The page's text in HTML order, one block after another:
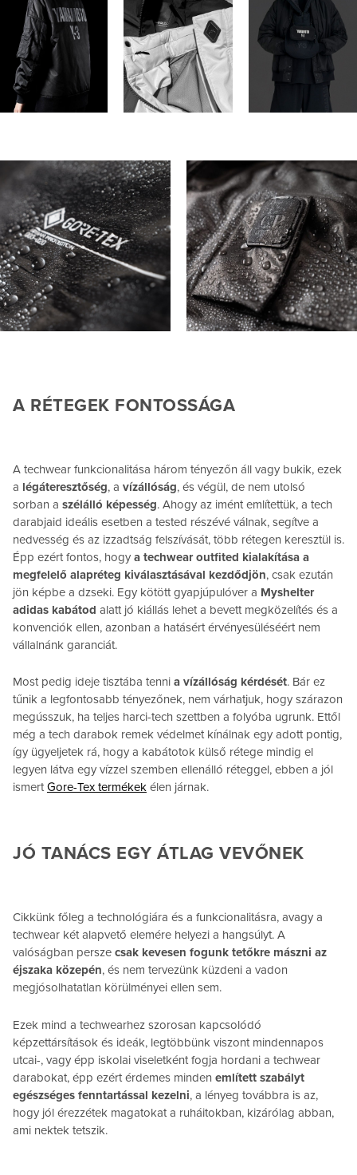
A RÉTEGEK FONTOSSÁGA
A techwear funkcionalitása három tényezőn áll vagy bukik, ezek
a légáteresztőség, a vízállóság, és végül, de nem utolsó
sorban a szélálló képesség. Ahogy az imént említettük, a tech
darabjaid ideális esetben a tested részévé válnak, segítve a
nedvesség és az izzadtság felszívását, több rétegen keresztül is.
Épp ezért fontos, hogy a techwear outfited kialakítása a
megfelelő alapréteg kiválasztásával kezdődjön, csak ezután
jön képbe a dzseki. Egy kötött gyapjúpulóver a Myshelter
adidas kabátod alatt jó kiállás lehet a bevett megközelítés és a
konvenciók ellen, azonban a hatásért érvényesüléséért nem
vállalnánk garanciát.
Most pedig ideje tisztába tenni a vízállóság kérdését. Bár ez
tűnik a legfontosabb tényezőnek, nem várhatjuk, hogy szárazon
megússzuk, ha teljes harci-tech szettben a folyóba ugrunk. Ettől
még a tech darabok remek védelmet kínálnak egy adott pontig,
így ügyeljetek rá, hogy a kabátotok külső rétege mindig el
legyen látva egy vízzel szemben ellenálló réteggel, ebben a jól
ismertGore-Tex termékek élen járnak.
JÓ TANÁCS EGY ÁTLAG VEVŐNEK
Cikkünk főleg a technológiára és a funkcionalitásra, avagy a
techwear két alapvető elemére helyezi a hangsúlyt. A
valóságban persze csak kevesen fogunk tetőkre mászni az
éjszaka közepén, és nem tervezünk küzdeni a vadon
megjósolhatatlan körülményei ellen sem.
Ezek mind a techwearhez szorosan kapcsolódó
képzettársítások és ideák, legtöbbünk viszont mindennapos
utcai-, vagy épp iskolai viseletként fogja hordani a techwear
darabokat, épp ezért érdemes minden említett szabályt
egészséges fenntartással kezelni, a lényeg továbbra is az,
hogy jól érezzétek magatokat a ruháitokban, kizárólag abban,
ami nektek tetszik.